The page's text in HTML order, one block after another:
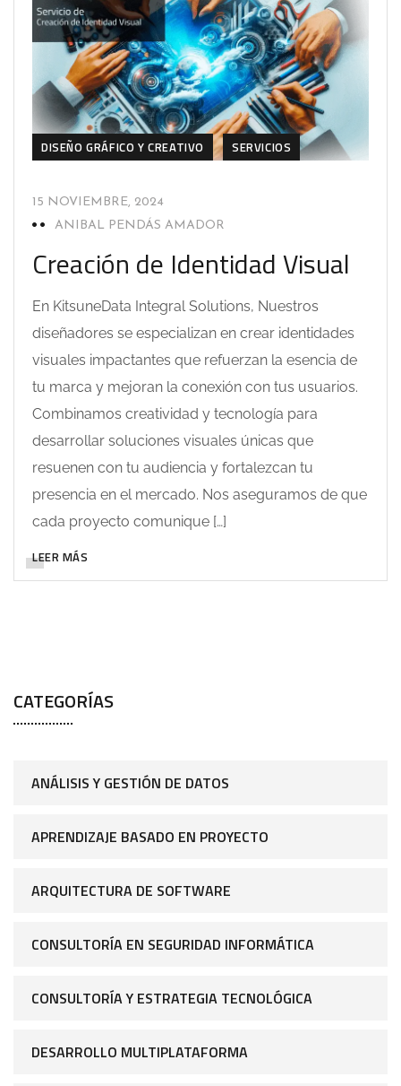
DISEÑO GRÁFICO Y CREATIVO SERVICIOS
15 NOVIEMBRE, 2024
ANIBAL PENDÁS AMADOR
Creación de Identidad Visual
En KitsuneData Integral Solutions, Nuestros
diseñadores se especializan en crear identidades
visuales impactantes que refuerzan la esencia de
tu marca y mejoran la conexión con tus usuarios.
Combinamos creatividad y tecnología para
desarrollar soluciones visuales únicas que
resuenen con tu audiencia y fortalezcan tu
presencia en el mercado. Nos aseguramos de que
cada proyecto comunique […]
LEER MÁS
CATEGORÍAS
ANÁLISIS Y GESTIÓN DE DATOS
APRENDIZAJE BASADO EN PROYECTO
ARQUITECTURA DE SOFTWARE
CONSULTORÍA EN SEGURIDAD INFORMÁTICA
CONSULTORÍA Y ESTRATEGIA TECNOLÓGICA
DESARROLLO MULTIPLATAFORMA